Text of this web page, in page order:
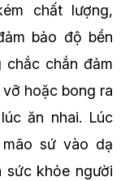
chất lượng,
bảo độ bền
chắn đảm
hoặc bong ra
ăn nhai. Lúc
sứ vào dạ
sức khỏe người